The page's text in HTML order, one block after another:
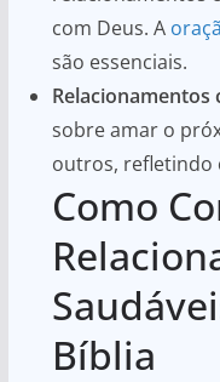
com Deus. A
são essenciais.
Relacionamentos
sobre amar o
outros, refletindo
Como
Bíblia